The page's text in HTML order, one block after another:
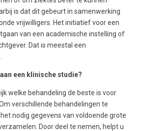
is dat dit gebeurt in samenwerking
vrijwilligers. Het initiatief voor een
van een academische instelling of
Dat is meestal een
een klinische studie?
welke behandeling de beste is voor
verschillende behandelingen te
nodig gegevens van voldoende grote
Door deel te nemen, helpt u